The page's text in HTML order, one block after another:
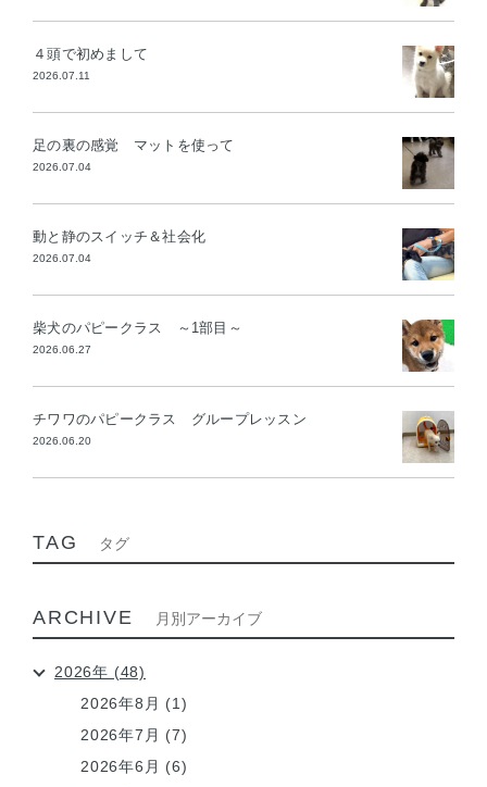
４頭で初めまして
2026.07.11
足の裏の感覚 マットを使って
2026.07.04
動と静のスイッチ＆社会化
2026.07.04
柴犬のパピークラス ～1部目～
2026.06.27
チワワのパピークラス グループレッスン
2026.06.20
TAG タグ
ARCHIVE 月別アーカイブ
2026年 (48)
2026年8月 (1)
2026年7月 (7)
2026年6月 (6)